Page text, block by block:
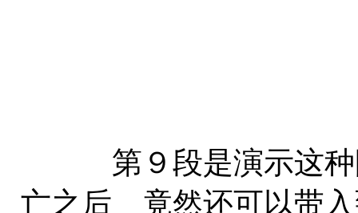
第９段是演示这种
亡之后 竟然还可以带入